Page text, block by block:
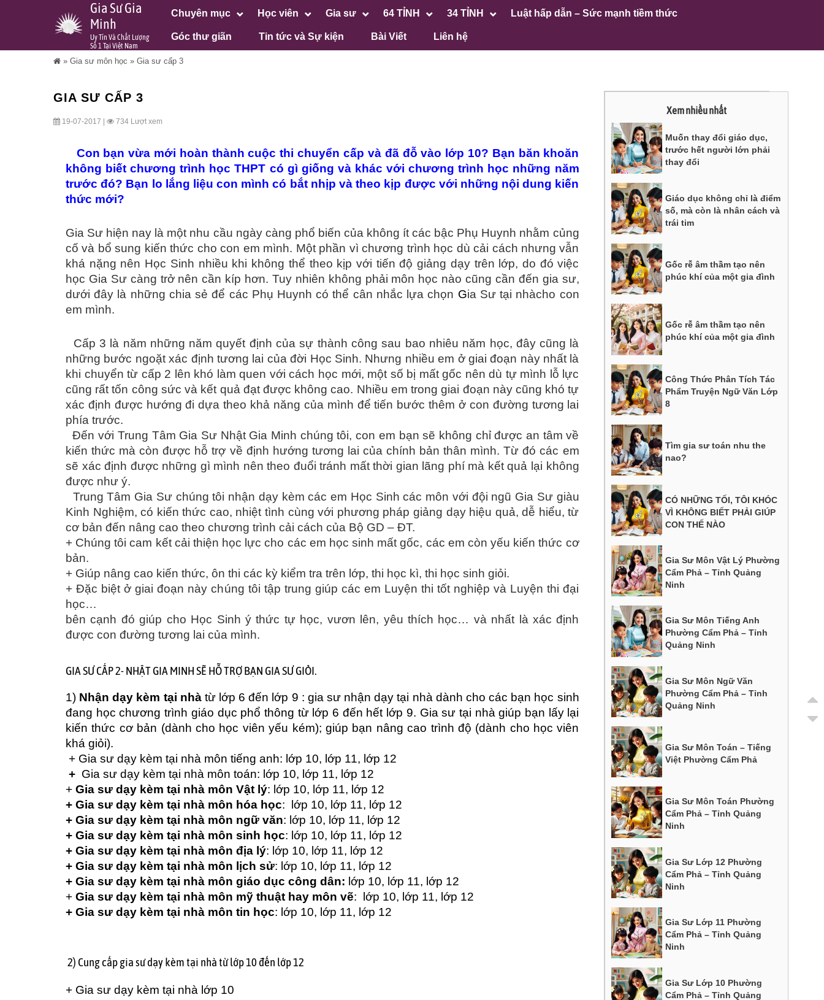
Gia Sư Gia
Minh
Uy Tín Và Chất Lượng
Số 1 Tại Việt Nam
Chuyên mục Học viên Gia sư 64 TỈNH 34 TỈNH Luật hấp dẫn – Sức mạnh tiềm thức
Góc thư giãn Tin tức và Sự kiện Bài Viết Liên hệ
» Gia sư môn học » Gia sư cấp 3
GIA SƯ CẤP 3
19-07-2017 | 734 Lượt xem
Con bạn vừa mới hoàn thành cuộc thi chuyển cấp và đã đỗ vào lớp 10? Bạn băn khoăn
không biết chương trình học THPT có gì giống và khác với chương trình học những năm
trước đó? Bạn lo lắng liệu con mình có bắt nhịp và theo kịp được với những nội dung kiến
thức mới?
Gia Sư hiện nay là một nhu cầu ngày càng phổ biến của không ít các bậc Phụ Huynh nhằm củng
cố và bổ sung kiến thức cho con em mình. Một phần vì chương trình học dù cải cách nhưng vẫn
khá nặng nên Học Sinh nhiều khi không thể theo kịp với tiến độ giảng dạy trên lớp, do đó việc
học Gia Sư càng trở nên cần kíp hơn. Tuy nhiên không phải môn học nào cũng cần đến gia sư,
dưới đây là những chia sẻ để các Phụ Huynh có thể cân nhắc lựa chọn Gia Sư tại nhàcho con
em mình.
Cấp 3 là năm những năm quyết định của sự thành công sau bao nhiêu năm học, đây cũng là
những bước ngoặt xác định tương lai của đời Học Sinh. Nhưng nhiều em ở giai đoạn này nhất là
khi chuyển từ cấp 2 lên khó làm quen với cách học mới, một số bị mất gốc nên dù tự mình lỗ lực
cũng rất tốn công sức và kết quả đạt được không cao. Nhiều em trong giai đoạn này cũng khó tự
xác định được hướng đi dựa theo khả năng của mình để tiến bước thêm ở con đường tương lai
phía trước.
Đến với Trung Tâm Gia Sư Nhật Gia Minh chúng tôi, con em bạn sẽ không chỉ được an tâm về
kiến thức mà còn được hỗ trợ về định hướng tương lai của chính bản thân mình. Từ đó các em
sẽ xác định được những gì mình nên theo đuổi tránh mất thời gian lãng phí mà kết quả lại không
được như ý.
Trung Tâm Gia Sư chúng tôi nhận dạy kèm các em Học Sinh các môn với đội ngũ Gia Sư giàu
Kinh Nghiệm, có kiến thức cao, nhiệt tình cùng với phương pháp giảng dạy hiệu quả, dễ hiểu, từ
cơ bản đến nâng cao theo chương trình cải cách của Bộ GD – ĐT.
+ Chúng tôi cam kết cải thiện học lực cho các em học sinh mất gốc, các em còn yếu kiến thức cơ
bản.
+ Giúp nâng cao kiến thức, ôn thi các kỳ kiểm tra trên lớp, thi học kì, thi học sinh giỏi.
+ Đặc biệt ở giai đoạn này chúng tôi tập trung giúp các em Luyện thi tốt nghiệp và Luyện thi đại
học…
bên cạnh đó giúp cho Học Sinh ý thức tự học, vươn lên, yêu thích học… và nhất là xác định
được con đường tương lai của mình.
GIA SƯ CẤP 2- NHẬT GIA MINH SẼ HỖ TRỢ BẠN GIA SƯ GIỎI.
1) Nhận dạy kèm tại nhà từ lớp 6 đến lớp 9 : gia sư nhận dạy tại nhà dành cho các bạn học sinh
đang học chương trình giáo dục phổ thông từ lớp 6 đến hết lớp 9. Gia sư tại nhà giúp bạn lấy lại
kiến thức cơ bản (dành cho học viên yếu kém); giúp bạn nâng cao trình độ (dành cho học viên
khá giỏi).
+ Gia sư dạy kèm tại nhà môn tiếng anh: lớp 10, lớp 11, lớp 12
+ Gia sư dạy kèm tại nhà môn toán: lớp 10, lớp 11, lớp 12
+ Gia sư dạy kèm tại nhà môn Vật lý: lớp 10, lớp 11, lớp 12
+ Gia sư dạy kèm tại nhà môn hóa học: lớp 10, lớp 11, lớp 12
+ Gia sư dạy kèm tại nhà môn ngữ văn: lớp 10, lớp 11, lớp 12
+ Gia sư dạy kèm tại nhà môn sinh học: lớp 10, lớp 11, lớp 12
+ Gia sư dạy kèm tại nhà môn địa lý: lớp 10, lớp 11, lớp 12
+ Gia sư dạy kèm tại nhà môn lịch sử: lớp 10, lớp 11, lớp 12
+ Gia sư dạy kèm tại nhà môn giáo dục công dân: lớp 10, lớp 11, lớp 12
+ Gia sư dạy kèm tại nhà môn mỹ thuật hay môn vẽ: lớp 10, lớp 11, lớp 12
+ Gia sư dạy kèm tại nhà môn tin học: lớp 10, lớp 11, lớp 12
2) Cung cấp gia sư dạy kèm tại nhà từ lớp 10 đến lớp 12
+ Gia sư dạy kèm tại nhà lớp 10
Xem nhiều nhất
Muốn thay đổi giáo dục,
trước hết người lớn phải
thay đổi
Giáo dục không chỉ là điểm
số, mà còn là nhân cách và
trái tim
Gốc rễ âm thầm tạo nên
phúc khí của một gia đình
Gốc rễ âm thầm tạo nên
phúc khí của một gia đình
Công Thức Phân Tích Tác
Phẩm Truyện Ngữ Văn Lớp
8
Tìm gia sư toán nhu the
nao?
CÓ NHỮNG TỐI, TÔI KHÓC
VÌ KHÔNG BIẾT PHẢI GIÚP
CON THẾ NÀO
Gia Sư Môn Vật Lý Phường
Cẩm Phả – Tỉnh Quảng
Ninh
Gia Sư Môn Tiếng Anh
Phường Cẩm Phả – Tỉnh
Quảng Ninh
Gia Sư Môn Ngữ Văn
Phường Cẩm Phả – Tỉnh
Quảng Ninh
Gia Sư Môn Toán – Tiếng
Việt Phường Cẩm Phả
Gia Sư Môn Toán Phường
Cẩm Phả – Tỉnh Quảng
Ninh
Gia Sư Lớp 12 Phường
Cẩm Phả – Tỉnh Quảng
Ninh
Gia Sư Lớp 11 Phường
Cẩm Phả – Tỉnh Quảng
Ninh
Gia Sư Lớp 10 Phường
Cẩm Phả – Tỉnh Quảng